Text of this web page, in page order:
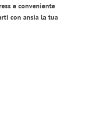
e conveniente
con ansia la tua